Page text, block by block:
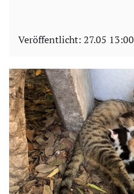
Veröffentlicht: 27.05 13:00